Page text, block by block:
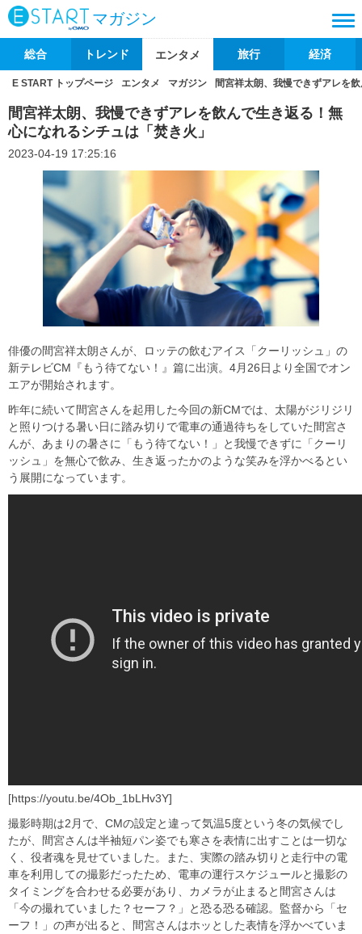
マガジン
総合 トレンド エンタメ 旅行 経済
E START トップページ エンタメ マガジン 間宮祥太朗、我慢できずアレを
間宮祥太朗、我慢できずアレを飲んで生き返る！無
心になれるシチュは「焚き火」
2023-04-19 17:25:16
俳優の間宮祥太朗さんが、ロッテの飲むアイス「クーリッシュ」の
新テレビCM『もう待てない！』篇に出演。4⽉26⽇より全国でオン
エアが開始されます。
昨年に続いて間宮さんを起用した今回の新CMでは、太陽がジリジリ
と照りつける暑い⽇に踏み切りで電車の通過待ちをしていた間宮さ
んが、あまりの暑さに「もう待てない！」と我慢できずに「クーリ
ッシュ」を無⼼で飲み、生き返ったかのような笑みを浮かべるとい
う展開になっています。
[https://youtu.be/4Ob_1bLHv3Y]
撮影時期は2月で、CMの設定と違って気温5度という冬の気候でし
たが、間宮さんは半袖短パン姿でも寒さを表情に出すことは一切な
く、役者魂を見せていました。また、実際の踏み切りと走行中の電
車を利用しての撮影だったため、電車の運行スケジュールと撮影の
タイミングを合わせる必要があり、カメラが止まると間宮さんは
「今の撮れていました？セーフ？」と恐る恐る確認。監督から「セ
ーフ！」の声が出ると、間宮さんはホッとした表情を浮かべていま